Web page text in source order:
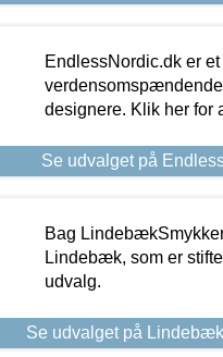
EndlessNordic.dk er
designere. Klik her for
Se udvalget på
Bag
Lindebæk, som er
udvalg.
Se udvalget på